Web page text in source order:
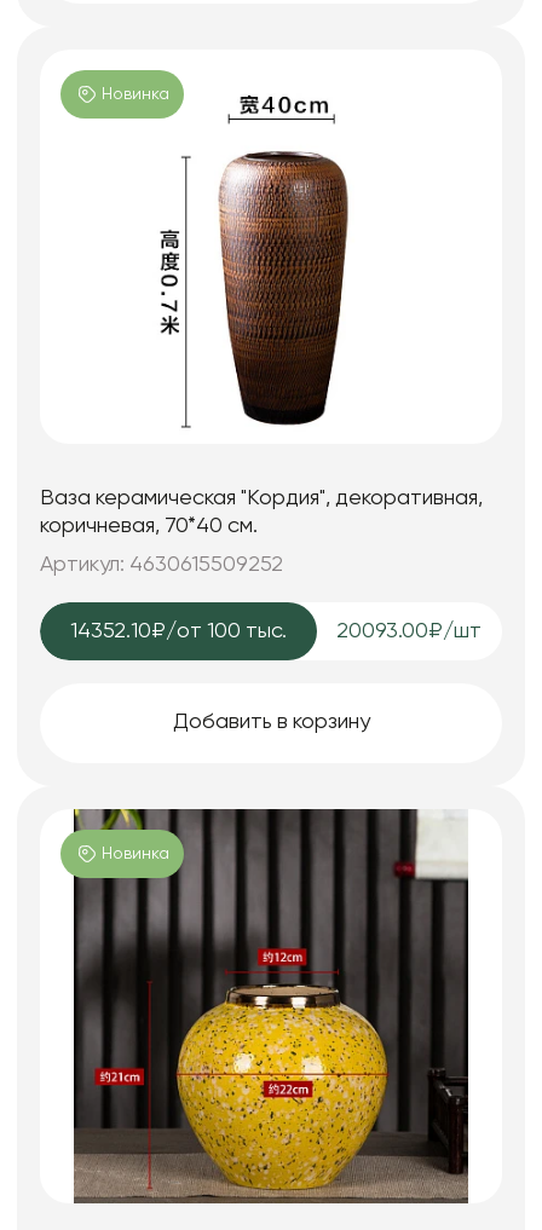
Новинка
Ваза керамическая "Кордия", декоративная,
коричневая, 70*40 см.
Артикул: 4630615509252
14352.10₽/от 100 тыс. 20093.00₽/шт
Добавить в корзину
Новинка